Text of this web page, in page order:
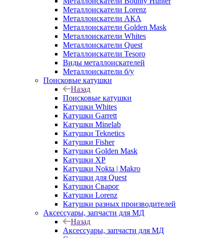
Металлоискатели Lorenz
Металлоискатели АКА
Металлоискатели Golden Mask
Металлоискатели Whites
Металлоискатели Quest
Металлоискатели Tesoro
Виды металлоискателей
Металлоискатели б/у
Поисковые катушки
Назад
Поисковые катушки
Катушки Whites
Катушки Garrett
Катушки Minelab
Катушки Teknetics
Катушки Fisher
Катушки Golden Mask
Катушки XP
Катушки Nokta | Makro
Катушки для Quest
Катушки Сварог
Катушки Lorenz
Катушки разных производителей
Аксессуары, запчасти для МД
Назад
Аксессуары, запчасти для МД